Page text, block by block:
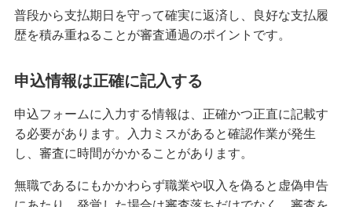
貯める・増やす
預金・NISA・資産運用
備える
学ぶ・考える
生涯学習
お客さまサポート
普段から支払期日を守って確実に返済し、良好な支払履
歴を積み重ねることが審査通過のポイントです。
申込情報は正確に記入する
申込フォームに入力する情報は、正確かつ正直に記載す
る必要があります。入力ミスがあると確認作業が発生
し、審査に時間がかかることがあります。
無職であるにもかかわらず職業や収入を偽ると虚偽申告